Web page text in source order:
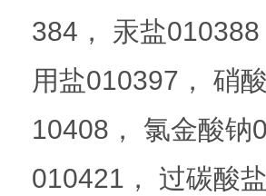
384， 汞盐
用盐010397， 硝
10408， 氯金酸钠
010421， 过碳酸